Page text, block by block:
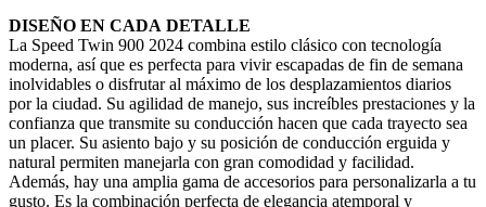
DISEÑO EN CADA DETALLE
La Speed Twin 900 2024 combina estilo clásico con tecnología
moderna, así que es perfecta para vivir escapadas de fin de semana
inolvidables o disfrutar al máximo de los desplazamientos diarios
por la ciudad. Su agilidad de manejo, sus increíbles prestaciones y la
confianza que transmite su conducción hacen que cada trayecto sea
un placer. Su asiento bajo y su posición de conducción erguida y
natural permiten manejarla con gran comodidad y facilidad.
Además, hay una amplia gama de accesorios para personalizarla a tu
gusto. Es la combinación perfecta de elegancia atemporal y